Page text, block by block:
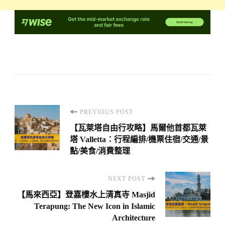
Post
Navigation
PREVIOUS POST
【瓦萊塔自由行攻略】馬爾他首都瓦萊
塔 Valletta：行程編排/機票住宿/交通/景
點/美食/消費整理
NEXT POST
【馬來西亞】登嘉樓水上清真寺 Masjid
Terapung: The New Icon in Islamic
Architecture